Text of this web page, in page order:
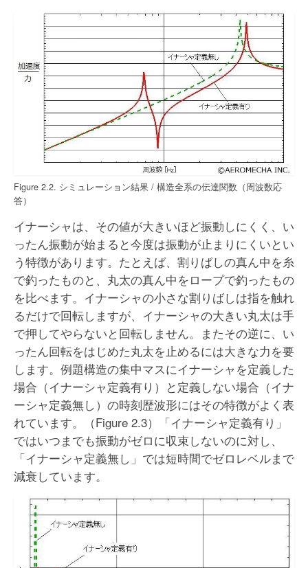
Figure 2.2. シミュレーション結果 / 構造全系の伝達関数（周波数応
答）
イナーシャは、その値が大きいほど振動しにくく、い
ったん振動が始まると今度は振動が止まりにくいとい
う特徴があります。たとえば、割りばしの真ん中を糸
で釣ったものと、丸太の真ん中をロープで釣ったもの
を比べます。イナーシャの小さな割りばしは指を触れ
るだけで回転しますが、イナーシャの大きい丸太は手
で押してやらないと回転しません。またその逆に、い
ったん回転をはじめた丸太を止めるには大きな力を要
します。例題構造の集中マスにイナーシャを定義した
場合（イナーシャ定義有り）と定義しない場合（イナ
ーシャ定義無し）の時刻歴波形にはその特徴がよく表
れています。（Figure 2.3）「イナーシャ定義有り」
ではいつまでも振動がゼロに収束しないのに対し、
「イナーシャ定義無し」では短時間でゼロレベルまで
減衰しています。